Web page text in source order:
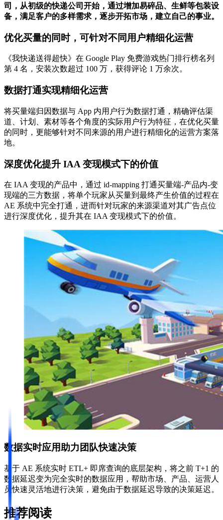
司，从初级的快递公司开始，通过增加易碎品、生鲜等包装设
备，满足客户的多样需求，逐步开拓市场，建立自己的事业。
优化买量的同时，可针对不同用户精细化运营
《我快递送得超快》在 Google Play 免费游戏热门排行榜名列
第 4 名，安装次数超过 100 万，获得评论 1 万余次。
数据打通实现精细化运营
将买量端归因数据与 App 内⽤户⾏为数据打通，精确评估渠
道、计划、素材等各个⻆度的实际⽤户⾏为特征，在优化买量
的同时，更能够针对不同来源的⽤户进⾏精细化的运营⽅案落
地。
深度优化提升 IAA 变现模式下的价值
在 IAA 变现的产品中，通过 id-mapping 打通买量端-产品内-变
现端的三⽅数据，将单个玩家从买量到最终产⽣价值的过程在
AE 系统中完全打通，进⽽针对玩家的来源渠道对其⼴告点位
进⾏深度优化，提升其在 IAA 变现模式下的价值。
数据实时应用助力团队快速决策
基于 AE 系统实时 ETL+ 即席查询的底层架构，将之前 T+1 的
数据延迟变为完全实时的数据应⽤，帮助市场、产品、运营⼈
员快速灵活地进⾏决策，避免由于数据延迟导致的决策延迟。
推荐阅读